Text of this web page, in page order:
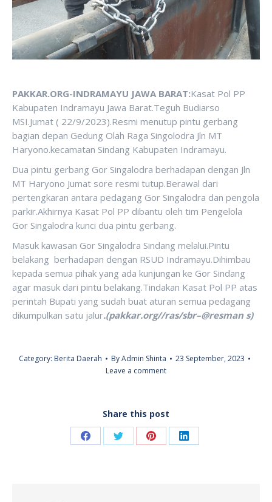
PAKKAR.ORG-INDRAMAYU JAWA BARAT:Kasat Pol PP
Kabupaten Indramayu Jawa Barat.Teguh Budiarso
MSI.Jumat ( 22/9/2023).Resmi menutup pintu gerbang
bagian depan Gedung Olah Raga Singolodra Jln MT
Haryono.kecamatan Sindang Kabupaten Indramayu.
Dua pintu gerbang Gor Singalodra berhadapan dengan Jln
MT Haryono Jumat sore resmi tutup.Berawal dari
pertengkaran antara pedagang Gor Singalodra dan pengola
parkir.Akhirnya Kasat Pol PP dibantu oleh tim Pengelola
Gor Singalodra kunci dua pintu gerbang.
Masuk kawasan Gor Singalodra Sindang melalui.Pintu
belakang berhadapan dengan RSUD Indramayu.Dihimbau
kepada semua pihak yang ada kunjungan ke Gor Sindang
agar masuk dari pintu belakang.Tindakan Kasat Pol PP atas
perintah Bupati yang sudah buat aturan semua pedagang
dikumpulkan satu jalur.(pakkar.org//ras/sbr–@resman s)
Category: Berita Daerah ByAdmin Shinta
23 September, 2023
Leave a comment
Share this post
Share Share Share Share